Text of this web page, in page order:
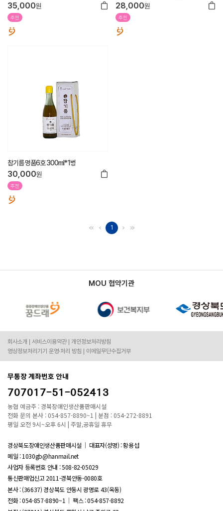
35,000원
추천
28,000원
추천
참기름 명품6호 300ml*1병
30,000원
추천
1
MOU 협약기관
회사소개 서비스이용약관
개인정보처리방침
영상정보처리기기 운영·처리 방침
이메일무단수집거부
무통장 계좌번호 안내
707017-51-052413
농협 예금주 : 경북장애인생산품판매시설
전화 문의 본사 : 054-857-8890~1 | 분점 : 054-272-8891
평일 오전 9시~오후 6시 | 주말,공휴일 휴무
경상북도장애인생산품판매시설
대표자(성명) : 황용섭
메일 : 1030gb@hanmail.net
사업자 등록번호 안내 :508-82-05029
통신판매업신고 2011-경북안동-0080호
본사 : (36637) 경상북도 안동시 광명로 43(옥동)
전화 : 054-857-8890~1
팩스 : 054-857-8892